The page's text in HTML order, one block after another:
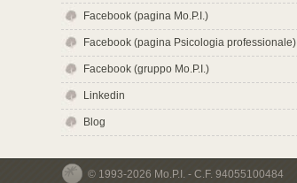
Facebook (pagina Mo.P.I.)
Facebook (pagina Psicologia professionale)
Facebook (gruppo Mo.P.I.)
Linkedin
Blog
© 1993-2026 Mo.P.I. - C.F. 94055100484